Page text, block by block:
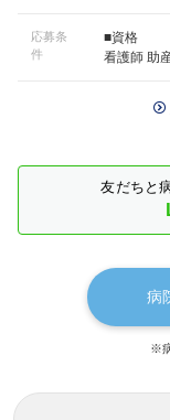
応募条
件
■資格
看護師 助
友だちと
病
※